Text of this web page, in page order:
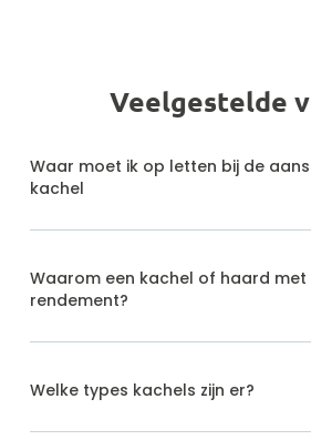
Veelgestelde
Waar moet ik op letten bij de
kachel
Waarom een kachel of haard met
rendement?
Welke types kachels zijn er?